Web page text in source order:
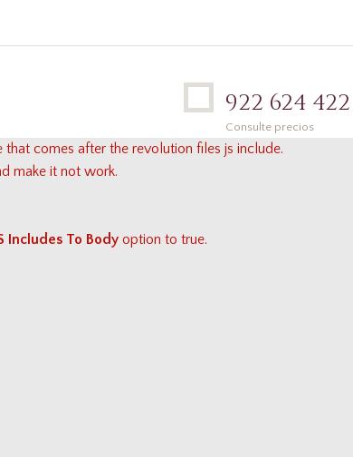
922 624 422
Consulte precios
that comes after the revolution files js include.
make it not work.
Includes To Body option to true.